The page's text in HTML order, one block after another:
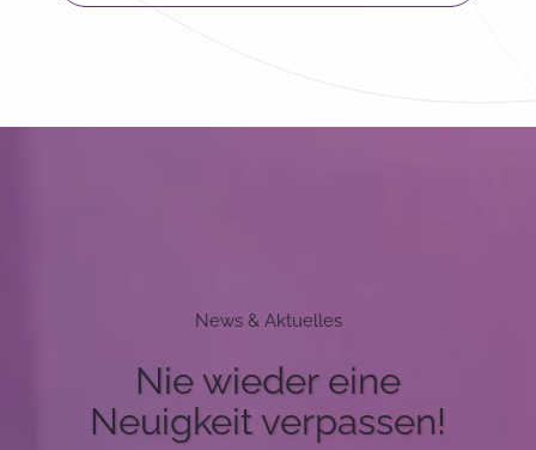
News & Aktuelles
Nie wieder eine
Neuigkeit verpassen!